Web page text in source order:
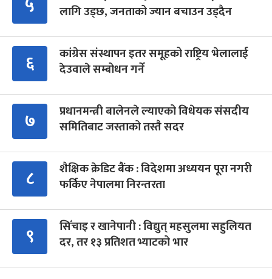
५
लागि उड्छ, जनताको ज्यान बचाउन उड्दैन
६
कांग्रेस संस्थापन इतर समूहको राष्ट्रिय भेलालाई
देउवाले सम्बोधन गर्ने
७
प्रधानमन्त्री बालेनले ल्याएको विधेयक संसदीय
समितिबाट जस्ताको तस्तै सदर
८
शैक्षिक क्रेडिट बैंक : विदेशमा अध्ययन पूरा नगरी
फर्किए नेपालमा निरन्तरता
९
सिँचाइ र खानेपानी : विद्युत् महसुलमा सहुलियत
दर, तर १३ प्रतिशत भ्याटको भार